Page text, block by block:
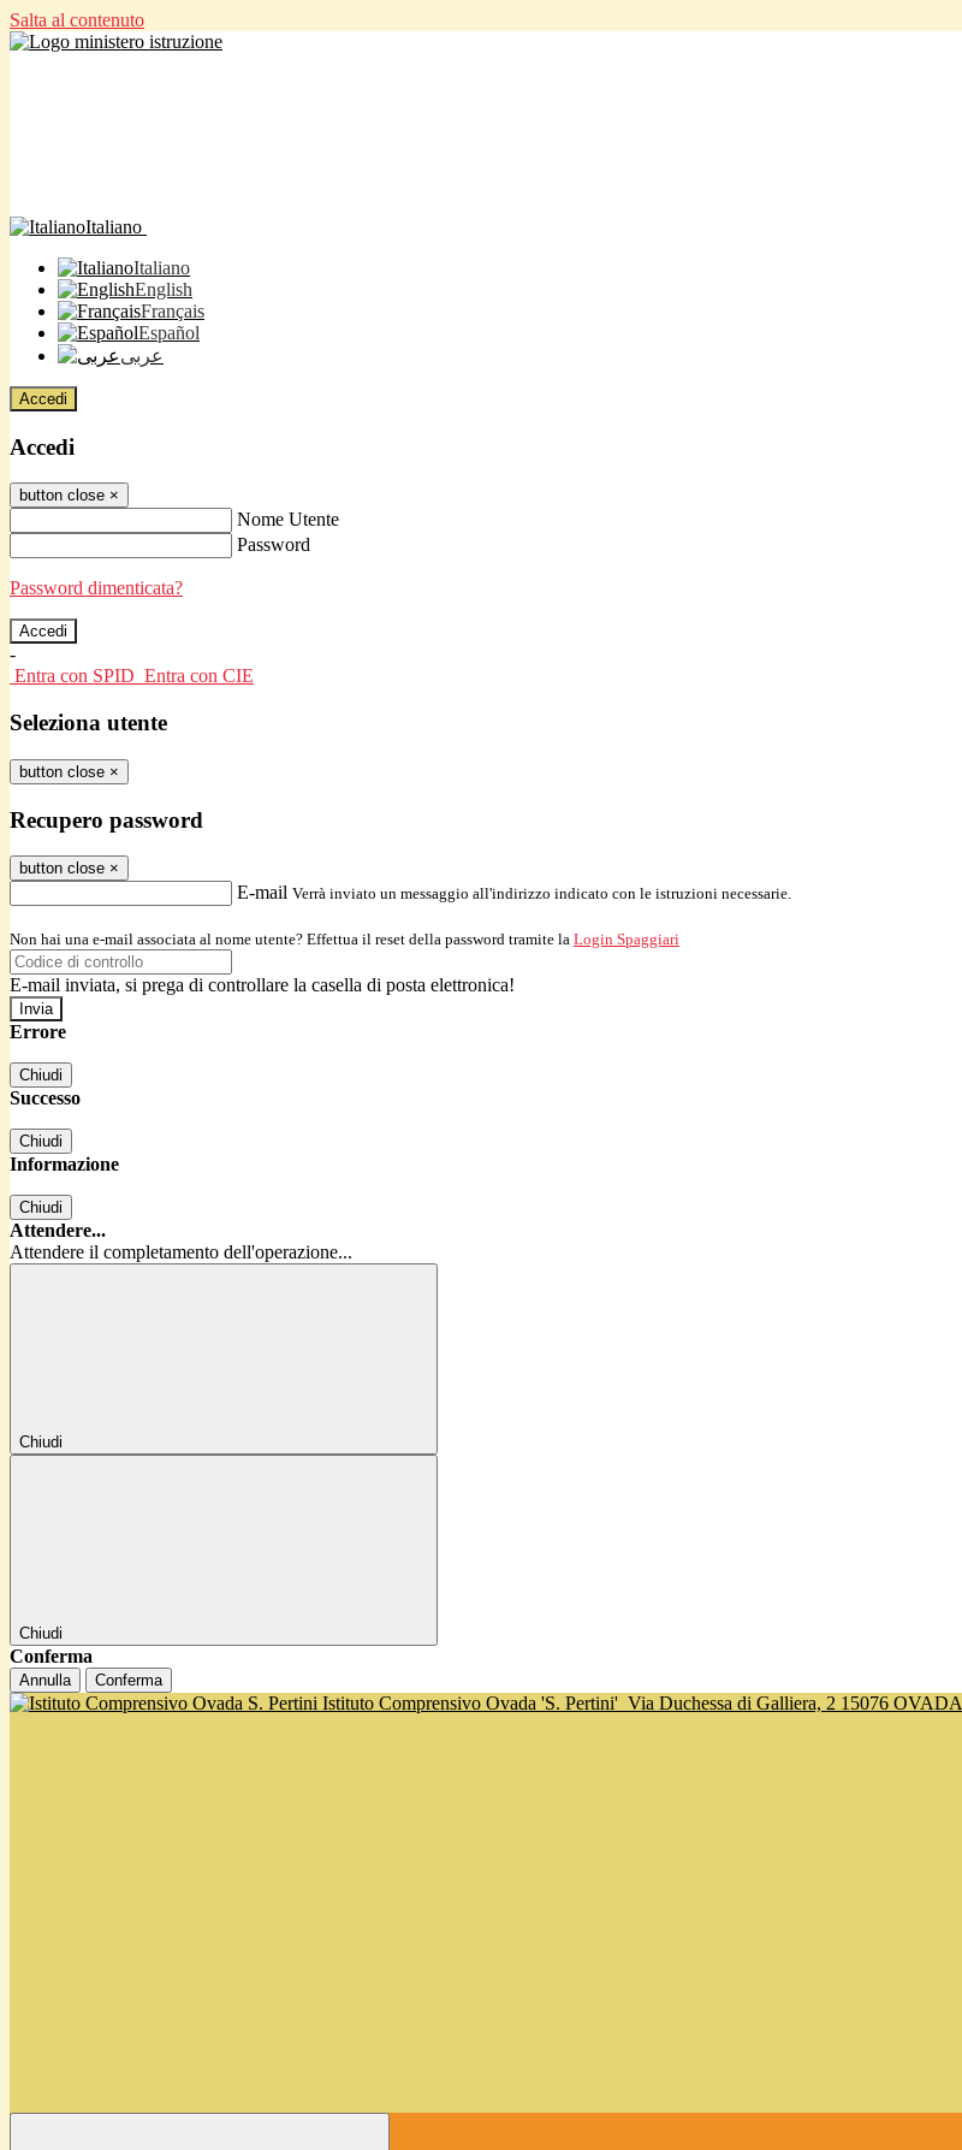
Salta al contenuto
Italiano
Italiano
English
Français
Español
عربى
Accedi
Accedi
button close ×
Nome Utente
Password
Password dimenticata?
-
Entra con SPID Entra con CIE
Seleziona utente
button close ×
Recupero password
button close ×
E-mail Verrà inviato un messaggio all'indirizzo indicato con le istruzioni necessarie.
Non hai una e-mail associata al nome utente? Effettua il reset della password tramite la Login Spaggiari
E-mail inviata, si prega di controllare la casella di posta elettronica!
Errore
Chiudi
Successo
Chiudi
Informazione
Chiudi
Attendere...
Attendere il completamento dell'operazione...
Chiudi
Chiudi
Conferma
Annulla Conferma
Istituto Comprensivo Ovada 'S. Pertini' Via Duchessa di Galliera, 2 15076 OVADA